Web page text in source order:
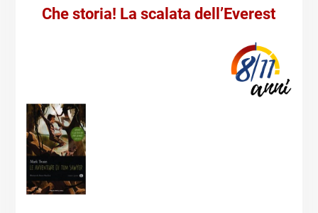
Che storia! La scalata dell’Everest